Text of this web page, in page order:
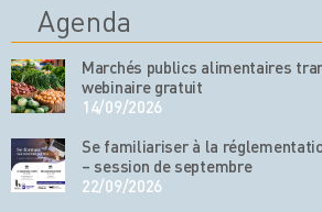
Agenda
Marchés publics alimentaires
webinaire gratuit
14/09/2026
Se familiariser à la
– session de septembre
22/09/2026